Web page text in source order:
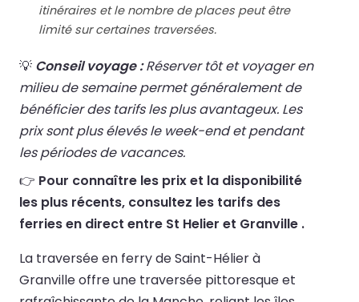
itinéraires et le nombre de places peut être
limité sur certaines traversées.
💡 Conseil voyage :Réserver tôt et voyager en
milieu de semaine permet généralement de
bénéficier des tarifs les plus avantageux. Les
prix sont plus élevés le week-end et pendant
les périodes de vacances.
👉 Pour connaître les prix et la disponibilité
les plus récents, consultez les tarifs des
ferries en direct entre St Helier et Granville .
La traversée en ferry de Saint-Hélier à
Granville offre une traversée pittoresque et